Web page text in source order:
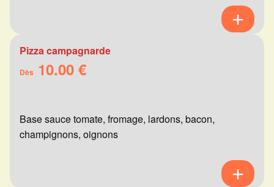
Pizza campagnarde
Dès 10.00 €
Base sauce tomate, fromage, lardons, bacon,
champignons, oignons